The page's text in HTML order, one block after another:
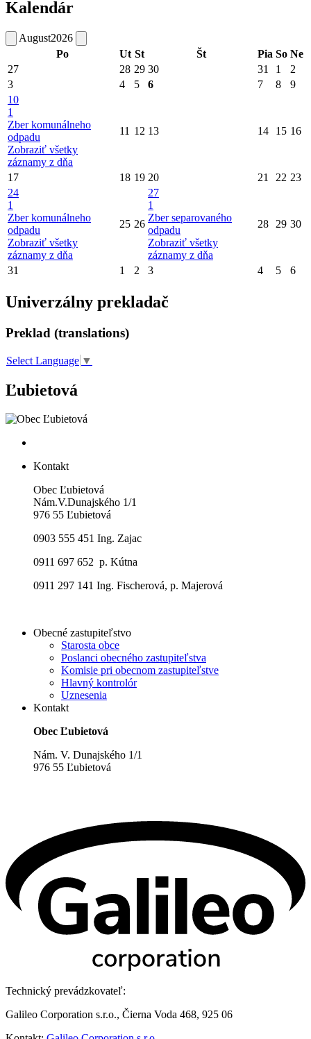
Kalendár
August2026
Po
Ut St Št Pia So Ne
27
28 29 30 31 1
2
3
4 5 6 7 8
9
10
1
Zber komunálneho
odpadu
Zobraziť všetky
záznamy z dňa
11 12 13 14 15 16
17 18 19 20 21 22 23
24
1
Zber komunálneho
odpadu
Zobraziť všetky
záznamy z dňa
25 26
27
1
Zber separovaného
odpadu
Zobraziť všetky
záznamy z dňa
28 29 30
31 1 2 3 4 5 6
Univerzálny prekladač
Preklad (translations)
Select Language ▼
Ľubietová
Kontakt
Obec Ľubietová
Nám.V.Dunajského 1/1
976 55 Ľubietová
0903 555 451 Ing. Zajac
0911 697 652 p. Kútna
0911 297 141 Ing. Fischerová, p. Majerová
Obecné zastupiteľstvo
Starosta obce
Poslanci obecného zastupiteľstva
Komisie pri obecnom zastupiteľstve
Hlavný kontrolór
Uznesenia
Kontakt
Obec Ľubietová
Nám. V. Dunajského 1/1
976 55 Ľubietová
Technický prevádzkovateľ:
Galileo Corporation s.r.o., Čierna Voda 468, 925 06